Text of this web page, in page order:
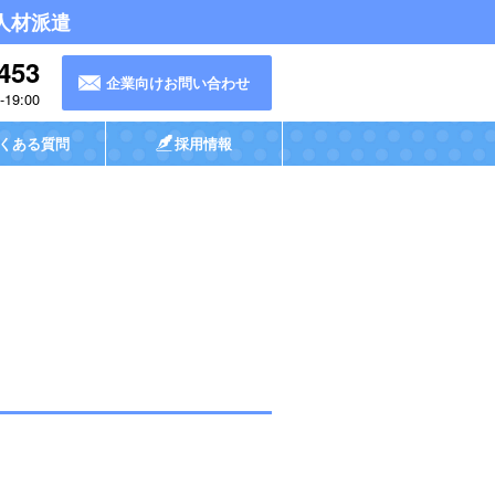
材派遣
19:00
企業向けお問い合わせ
ある質問 採用情報